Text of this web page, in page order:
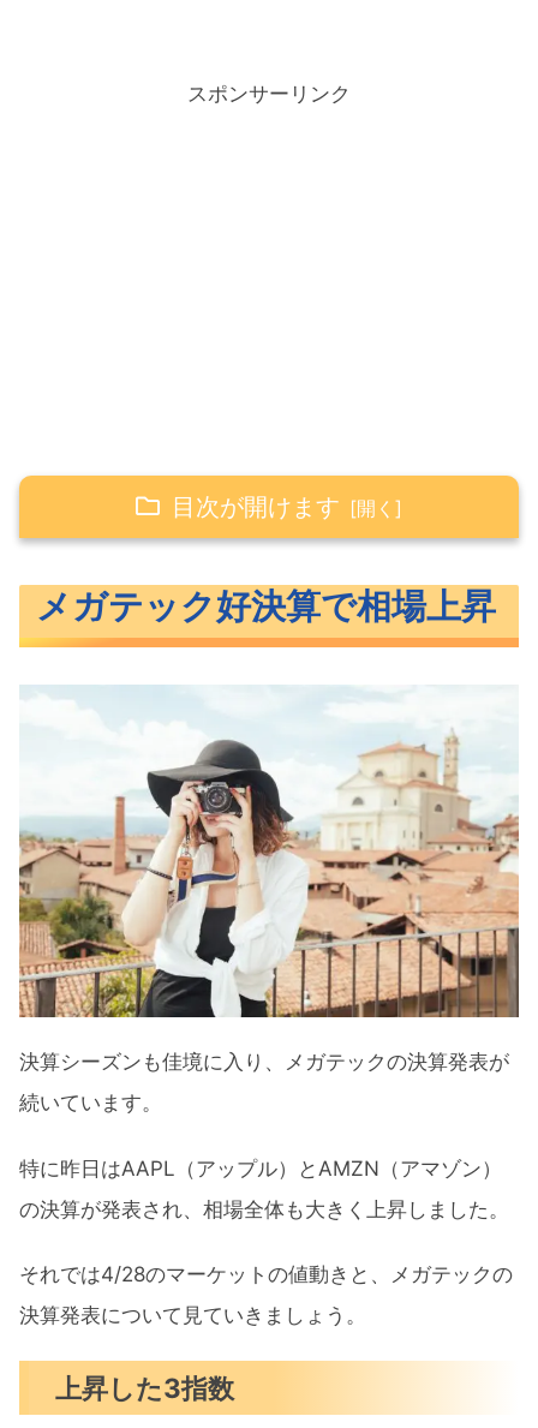
スポンサーリンク
目次が開けます
上昇した3指数
特にハイテクの強かったS&P500
今週に集中したメガテックの決算発表
アフタマーケットでは下落
グロース株は最後の逃げ場となるのか
年内の利上げ予想は10回に加速
5月FOMCではQT開始を発表されるか
米GDPは予想外のマイナス
は最後の逃げ場となるのか
上昇！それでも今後は下落する理由まとめ
メガテック好決算で相場上昇
決算シーズンも佳境に入り、メガテックの決算発表が
続いています。
特に昨日はAAPL（アップル）とAMZN（アマゾン）
の決算が発表され、相場全体も大きく上昇しました。
それでは4/28のマーケットの値動きと、メガテックの
決算発表について見ていきましょう。
上昇した3指数